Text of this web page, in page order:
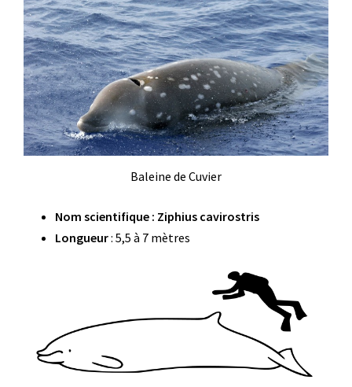
Baleine de Cuvier
Nom scientifique : Ziphius cavirostris
Longueur: 5,5 à 7 mètres